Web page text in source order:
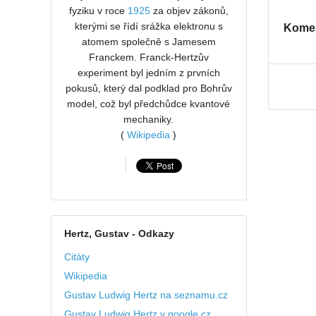
fyziku v roce 1925za objev zákonů,
kterými se řídí srážka elektronu s
atomem společně s Jamesem
Franckem. Franck-Hertzův
experiment byl jedním z prvních
pokusů, který dal podklad pro Bohrův
model, což byl předchůdce kvantové
mechaniky.
(Wikipedia )
Hertz, Gustav- Odkazy
Citáty
Wikipedia
Gustav Ludwig Hertz na seznamu.cz